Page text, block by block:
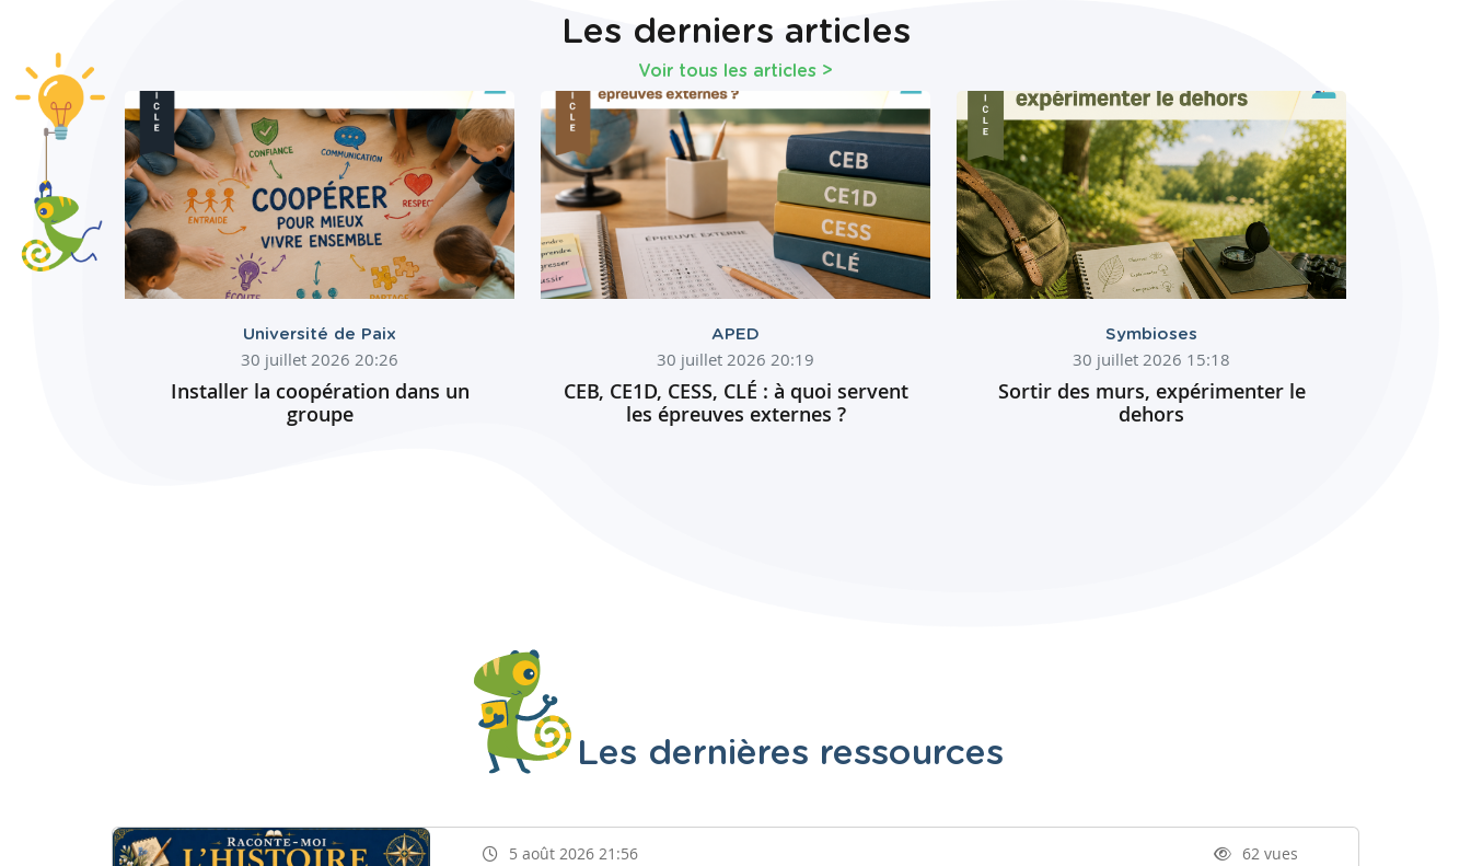
Les derniers articles
Voir tous les articles >
Université de Paix
30 juillet 2026 20:26
Installer la coopération dans un
groupe
APED
30 juillet 2026 20:19
CEB, CE1D, CESS, CLÉ : à quoi servent
les épreuves externes ?
Symbioses
30 juillet 2026 15:18
Sortir des murs, expérimenter le
dehors
Les dernières ressources
5 août 2026 21:56 62 vues